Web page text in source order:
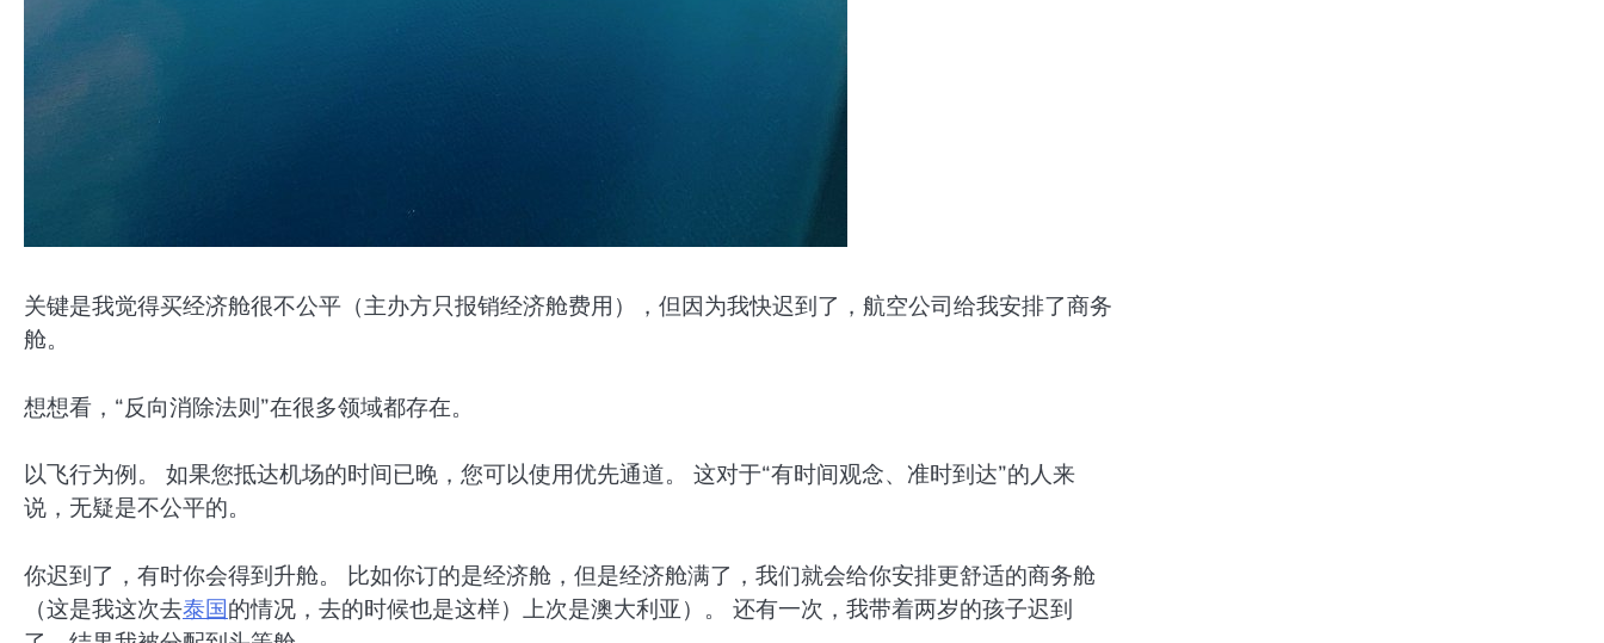
关键是我觉得买经济舱很不公平（主办方只报销经济舱费用），但因为我快迟到了，航空公司给我安排了商务
舱。
想想看，“反向消除法则”在很多领域都存在。
以飞行为例。 如果您抵达机场的时间已晚，您可以使用优先通道。 这对于“有时间观念、准时到达”的人来
说，无疑是不公平的。
你迟到了，有时你会得到升舱。 比如你订的是经济舱，但是经济舱满了，我们就会给你安排更舒适的商务舱
（这是我这次去泰国的情况，去的时候也是这样）上次是澳大利亚）。 还有一次，我带着两岁的孩子迟到